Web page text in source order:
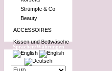
Strümpfe & Co
Beauty
ACCESSOIRES
Kissen und Bettwäsche
Sprachen/Währungen